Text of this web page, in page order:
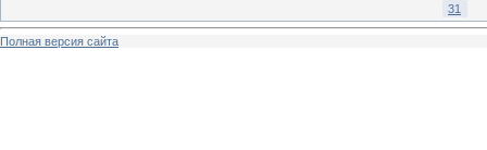
31
Полная версия сайта